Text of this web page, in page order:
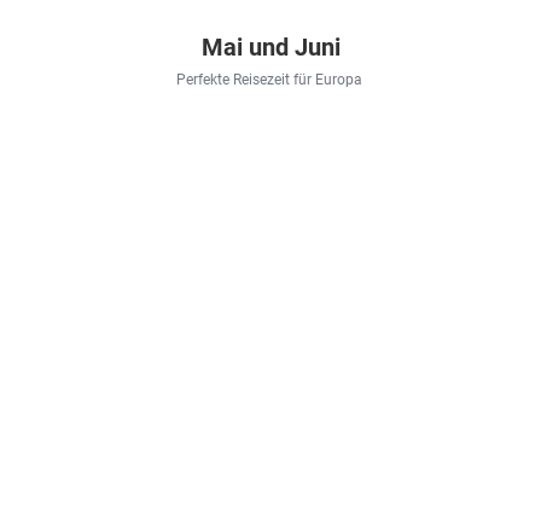
Mai und Juni
Perfekte Reisezeit für Europa